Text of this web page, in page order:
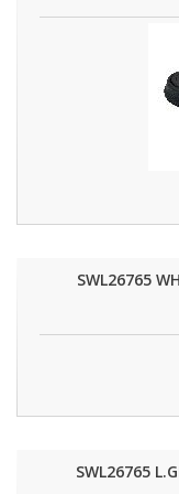
SWL26765
SWL26765